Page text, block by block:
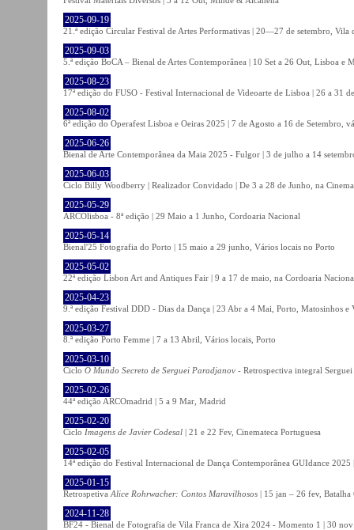
2025-09-19
21.ª edição Circular Festival de Artes Performativas | 20—27 de setembro, Vila
2025-09-03
5.ª edição BoCA – Bienal de Artes Contemporânea | 10 Set a 26 Out, Lisboa e
2025-08-23
17ª edição do FUSO - Festival Internacional de Videoarte de Lisboa | 26 a 31
2025-08-02
6ª edição do Operafest Lisboa e Oeiras 2025 | 7 de Agosto a 16 de Setembro,
2025-06-26
Bienal de Arte Contemporânea da Maia 2025 - Fulgor | 3 de julho a 14
2025-06-03
Ciclo Billy Woodberry | Realizador Convidado | De 3 a 28 de Junho, na
2025-05-29
ARCOlisboa - 8ª edição | 29 Maio a 1 Junho, Cordoaria Nacional
2025-05-14
Bienal'25 Fotografia do Porto | 15 maio a 29 junho, Vários locais no Porto
2025-05-02
22ª edição Lisbon Art and Antiques Fair | 9 a 17 de maio, na Cordoaria
2025-04-23
9.ª edição Festival DDD - Dias da Dança | 23 Abr a 4 Mai, Porto, Matosinhos e
2025-03-27
8.ª edição Porto Femme | 7 a 13 Abril, Vários locais, Porto
2025-03-10
Ciclo O Mundo Secreto de Serguei Paradjanov - Retrospectiva integral
2025-02-26
44ª edição ARCOmadrid | 5 a 9 Mar, Madrid
2025-02-20
Ciclo Imagens de Javier Codesal | 21 e 22 Fev, Cinemateca Portuguesa
2025-02-05
14ª edição do Festival Internacional de Dança Contemporânea GUIdance 2025
2025-01-15
Retrospetiva Alice Rohrwacher: Contos Maravilhosos | 15 jan – 26 fev, Batalha
2024-11-28
BF24 - Bienal de Fotografia de Vila Franca de Xira 2024 - Momento 1 | 30